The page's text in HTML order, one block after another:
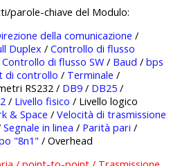
parole-chiave del Modulo:
della comunicazione /
Duplex /Controllo di flusso
Controllo di flusso SW / Baud /bps
di controllo / Terminale /
RS232 / DB9 / DB25 /
/ Livello fisico / Livello logico
& Space /Velocità di trasmissione
Segnale in linea / Parità pari /
"8n1" / Overhead